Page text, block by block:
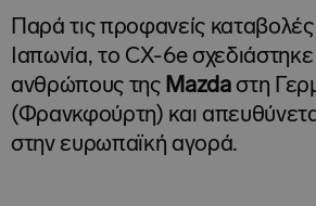
Παρά τις προφανείς
Ιαπωνία, το CX-6e
ανθρώπους της Mazdaστη
(Φρανκφούρτη) και
στην ευρωπαϊκή αγορά.